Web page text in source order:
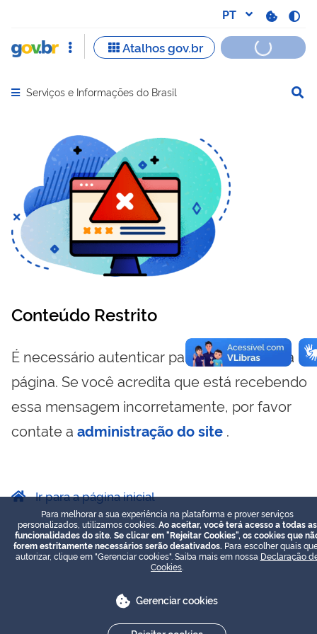
Abrir menu principal de navegação
Serviços e Informações do Brasil
Conteúdo Restrito
É necessário autenticar para visualizar essa
página. Se você acredita que está recebendo
essa mensagem incorretamente, por favor
contate a administração do site .
Ir para a página inicial
Para melhorar a sua experiência na plataforma e prover serviços
personalizados, utilizamos cookies. Ao aceitar, você terá acesso a todas as
funcionalidades do site. Se clicar em "Rejeitar Cookies", os cookies que
forem estritamente necessários serão desativados. Para escolher quais
autorizar, clique em "Gerenciar cookies". Saiba mais em nossa Declaração
Cookies
Gerenciar cookies